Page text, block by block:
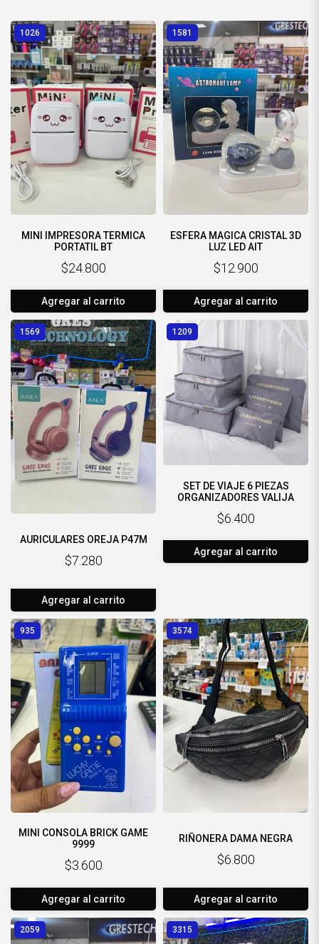
1026
MINI IMPRESORA TERMICA
PORTATIL BT
$24.800
Agregar al carrito
1581
ESFERA MAGICA CRISTAL 3D
LUZ LED AIT
$12.900
Agregar al carrito
1569
AURICULARES OREJA P47M
$7.280
Agregar al carrito
1209
SET DE VIAJE 6 PIEZAS
ORGANIZADORES VALIJA
$6.400
Agregar al carrito
935
MINI CONSOLA BRICK GAME
9999
$3.600
Agregar al carrito
3574
RIÑONERA DAMA NEGRA
$6.800
Agregar al carrito
2059 3315